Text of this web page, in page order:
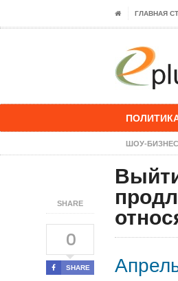
ГЛАВНАЯ
ШОУ-БИЗНЕС
SHARE
0
SHARE